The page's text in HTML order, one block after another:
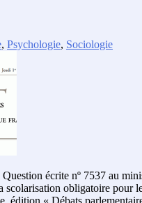
, Psychologie, Sociologie
écrite nº 7537 au
scolarisation obligatoire pour